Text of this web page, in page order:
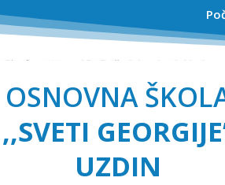
OSNOVNA
,,SVETI
UZDIN